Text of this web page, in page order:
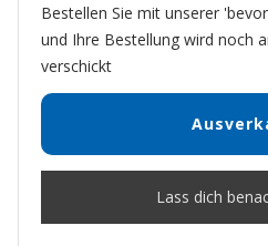
Bestellen Sie mit unserer
und Ihre Bestellung wird noch
verschickt
Lass dich